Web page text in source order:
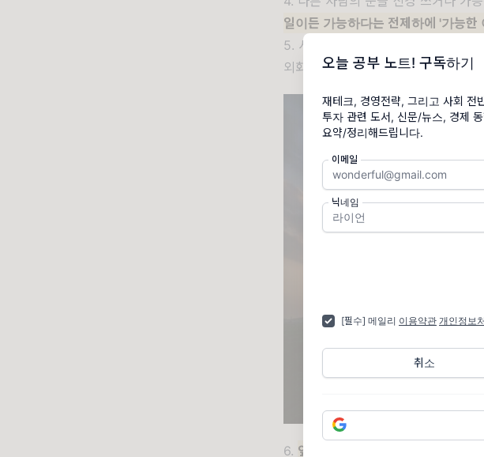
오늘 공부 노트! 구독하기
재테크, 경영전략, 그리고 사회 전
투자 관련 도서, 신문/뉴스, 경제
요약/정리해드립니다.
이메일
닉네임
[필수] 메일리 이용약관 개인정보
취소
일이든 가능하다는 전제하에 '가능한
5. 시장경제체제의 구성원인 이상 성
외화, 부동산 등도 마찬가지다.모두
6. 앞으로 투자해야 할 곳은 단언컨